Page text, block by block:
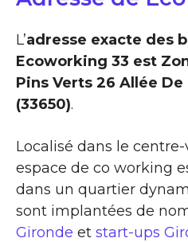
L’adresse exacte des
Ecoworking 33 est
Pins Verts 26 Allée
(33650).
Localisé dans le
espace de co working
dans un quartier
sont implantées de
Gironde et start-ups